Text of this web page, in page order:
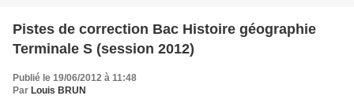
Pistes de correction Bac Histoire géographie
Terminale S (session 2012)
Publié le 19/06/2012 à 11:48
Par Louis BRUN